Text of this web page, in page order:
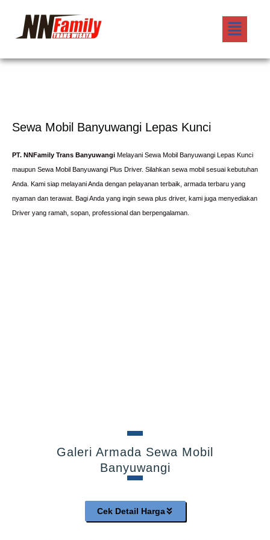
konten
Menu
Sewa Mobil Banyuwangi Lepas Kunci
PT. NNFamily Trans Banyuwangi Melayani Sewa Mobil Banyuwangi Lepas Kunci
maupun Sewa Mobil Banyuwangi Plus Driver. Silahkan sewa mobil sesuai kebutuhan
Anda. Kami siap melayani Anda dengan pelayanan terbaik, armada terbaru yang
nyaman dan terawat. Bagi Anda yang ingin sewa plus driver, kami juga menyediakan
Driver yang ramah, sopan, professional dan berpengalaman.
Galeri Armada Sewa Mobil
Banyuwangi
Cek Detail Harga